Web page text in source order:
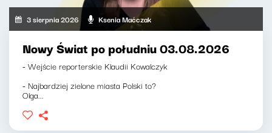
3 sierpnia 2026 Ksenia Maćczak
Nowy Świat po południu 03.08.2026
- Wejście reporterskie Klaudii Kowalczyk
- Najbardziej zielone miasta Polski to?
Olga...